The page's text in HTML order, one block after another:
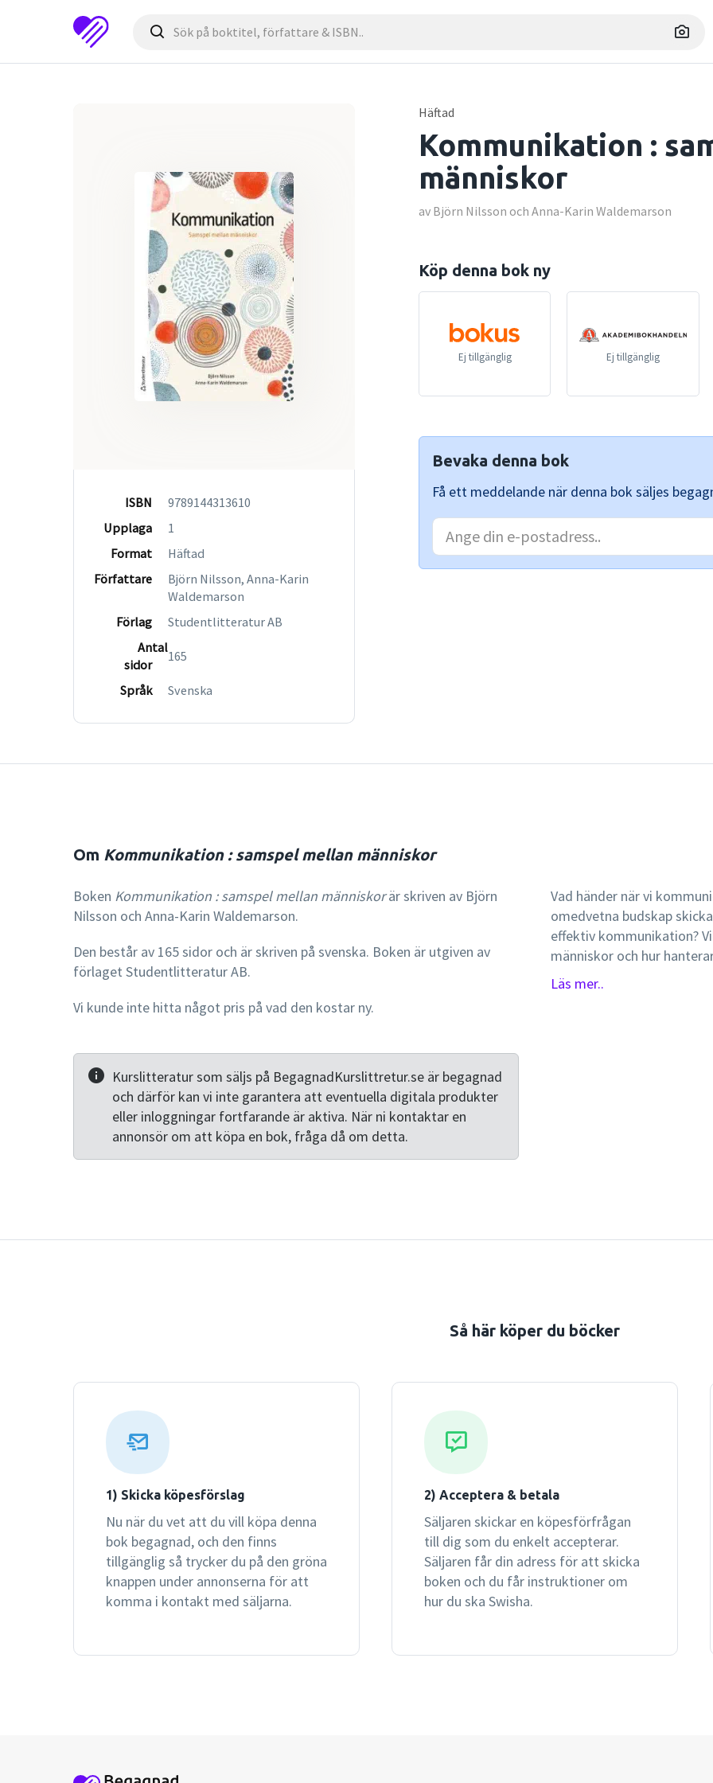
ISBN
9789144313610
Upplaga
1
Format
Häftad
Författare
Björn Nilsson, Anna-Karin
Waldemarson
Förlag
Studentlitteratur AB
Antal
sidor
165
Språk Svenska
Häftad
Kommunikation :
människor
av Björn Nilsson och Anna-Karin Waldemarson
Köp denna bok ny
Ej tillgänglig Ej tillgänglig
Bevaka denna bok
Få ett meddelande när denna bok säljes
Om Kommunikation : samspel mellan människor
Boken Kommunikation : samspel mellan människorär skriven av Björn
Nilsson och Anna-Karin Waldemarson.
Den består av 165 sidor och är skriven på svenska. Boken är utgiven av
förlaget Studentlitteratur AB.
Vi kunde inte hitta något pris på vad den kostar ny.
Kurslitteratur som säljs på BegagnadKurslittretur.se är begagnad
och därför kan vi inte garantera att eventuella digitala produkter
eller inloggningar fortfarande är aktiva. När ni kontaktar en
annonsör om att köpa en bok, fråga då om detta.
Vad händer när vi
omedvetna budskap
effektiv kommunikation?
människor och hur
grundläggande
Läs mer..
Så här köper du böcker
1) Skicka köpesförslag
Nu när du vet att du vill köpa denna
bok begagnad, och den finns
tillgänglig så trycker du på den gröna
knappen under annonserna för att
komma i kontakt med säljarna.
2) Acceptera & betala
Säljaren skickar en köpesförfrågan
till dig som du enkelt accepterar.
Säljaren får din adress för att skicka
boken och du får instruktioner om
hur du ska Swisha.